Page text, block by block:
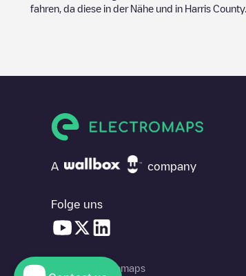
fahren, da diese in der Nähe und in Harris County.
A company
Folge uns
© 2026 Electromaps